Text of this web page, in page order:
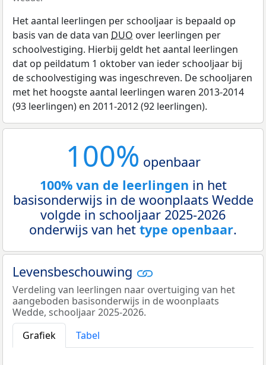
Het aantal leerlingen per schooljaar is bepaald op
basis van de data van DUO over leerlingen per
schoolvestiging. Hierbij geldt het aantal leerlingen
dat op peildatum 1 oktober van ieder schooljaar bij
de schoolvestiging was ingeschreven. De schooljaren
met het hoogste aantal leerlingen waren 2013-2014
(93 leerlingen) en 2011-2012 (92 leerlingen).
100% openbaar
100% van de leerlingen in het
basisonderwijs in de woonplaats Wedde
volgde in schooljaar 2025-2026
onderwijs van het type openbaar.
Levensbeschouwing
Verdeling van leerlingen naar overtuiging van het
aangeboden basisonderwijs in de woonplaats
Wedde, schooljaar 2025-2026.
Grafiek
Tabel